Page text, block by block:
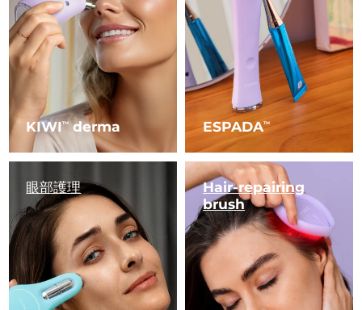
KIWITMderma ESPADATM
眼部護理
Hair-repairing
brush